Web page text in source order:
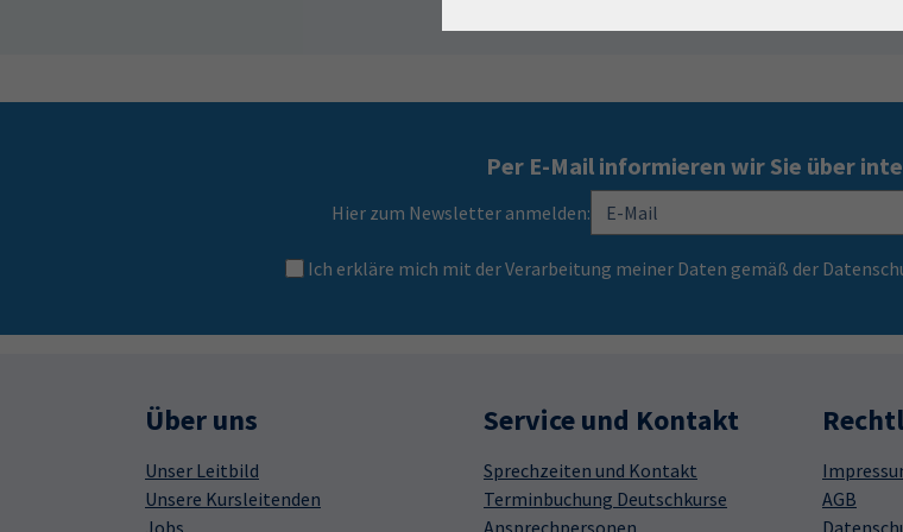
Per E-Mail informieren wir Sie über
Hier zum Newsletter anmelden:
Ich erkläre mich mit der Verarbeitung meiner Daten gemäß der
Über uns
Unser Leitbild
Unsere Kursleitenden
Jobs
Service und Kontakt
Sprechzeiten und Kontakt
Terminbuchung Deutschkurse
Ansprechpersonen
AGB